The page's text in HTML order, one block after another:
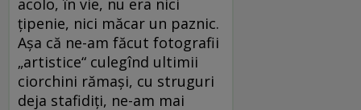
acolo, în vie, nu era nici
țipenie, nici măcar un paznic.
Așa că ne-am făcut fotografii
„artistice“ culegînd ultimii
ciorchini rămași, cu struguri
deja stafidiți, ne-am mai